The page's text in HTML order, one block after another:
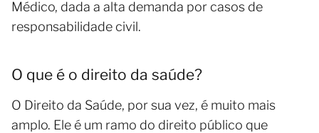
Médico, dada a alta demanda por casos de
responsabilidade civil.
O que é o direito da saúde?
O Direito da Saúde, por sua vez, é muito mais
amplo. Ele é um ramo do direito público que